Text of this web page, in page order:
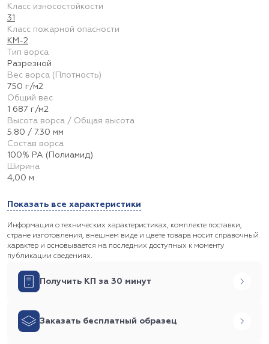
Класс износостойкости
31
Класс пожарной опасности
КМ-2
Тип ворса
Разрезной
Вес ворса (Плотность)
750 г/м2
Общий вес
1 687 г/м2
Высота ворса / Общая высота
5.80 / 7.30 мм
Состав ворса
100% PA (Полиамид)
Ширина
4,00 м
Показать все характеристики
Информация о технических характеристиках, комплекте поставки,
стране изготовления, внешнем виде и цвете товара носит справочный
характер и основывается на последних доступных к моменту
публикации сведениях.
Получить КП за 30 минут
Заказать бесплатный образец